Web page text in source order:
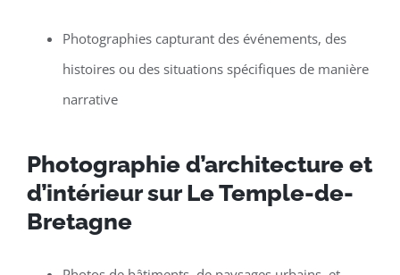
Photographies capturant des événements, des
histoires ou des situations spécifiques de manière
narrative
Photographie d’architecture et
d’intérieur sur Le Temple-de-
Bretagne